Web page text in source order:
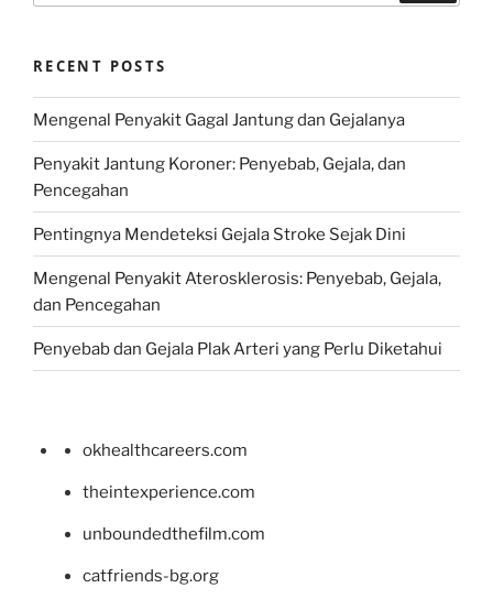
RECENT POSTS
Mengenal Penyakit Gagal Jantung dan Gejalanya
Penyakit Jantung Koroner: Penyebab, Gejala, dan
Pencegahan
Pentingnya Mendeteksi Gejala Stroke Sejak Dini
Mengenal Penyakit Aterosklerosis: Penyebab, Gejala,
dan Pencegahan
Penyebab dan Gejala Plak Arteri yang Perlu Diketahui
okhealthcareers.com
theintexperience.com
unboundedthefilm.com
catfriends-bg.org